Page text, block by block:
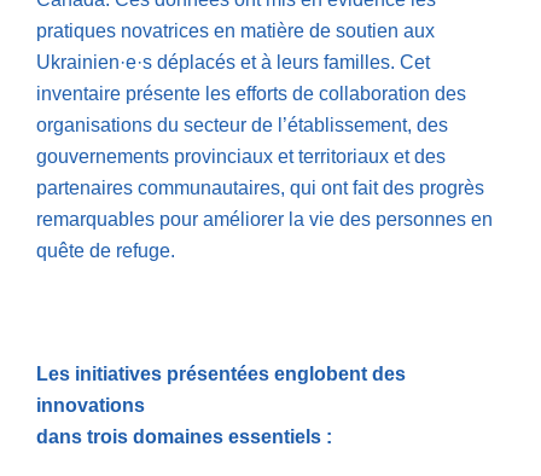
pratiques novatrices en matière de soutien aux
Ukrainien·e·s déplacés et à leurs familles. Cet
inventaire présente les efforts de collaboration des
organisations du secteur de l’établissement, des
gouvernements provinciaux et territoriaux et des
partenaires communautaires, qui ont fait des progrès
remarquables pour améliorer la vie des personnes en
quête de refuge.
Les initiatives présentées englobent des
innovations
dans trois domaines essentiels :